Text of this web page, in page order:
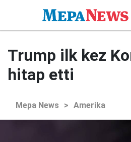
Trump ilk kez
hitap etti
Mepa News > Amerika